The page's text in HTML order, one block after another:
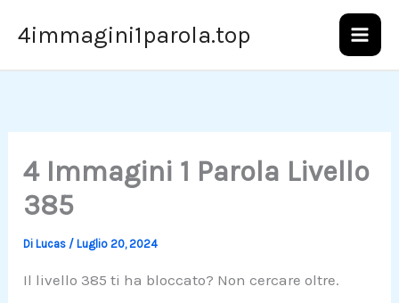
4immagini1parola.top
4 Immagini 1 Parola Livello
385
DiLucas /Luglio 20, 2024
Il livello 385 ti ha bloccato? Non cercare oltre.